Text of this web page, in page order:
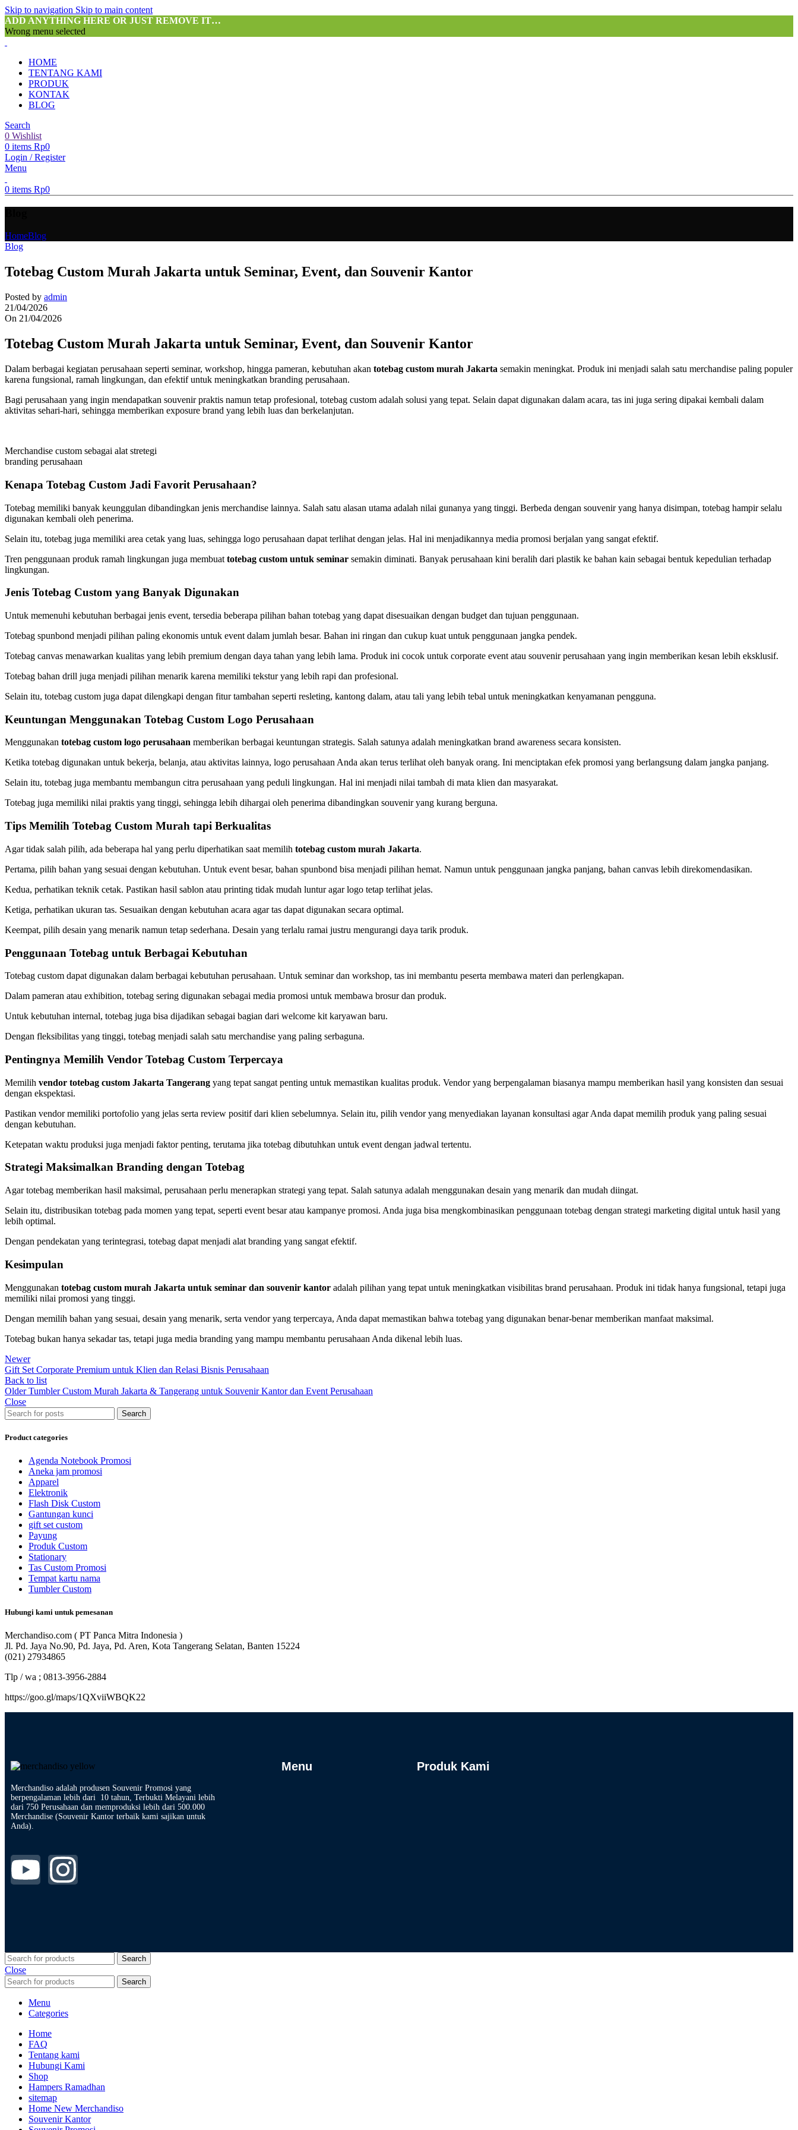
Skip to navigation Skip to main content
ADD ANYTHING HERE OR JUST REMOVE IT…
Wrong menu selected
HOME
TENTANG KAMI
PRODUK
KONTAK
BLOG
Search
0 Wishlist
0 items Rp0
Login / Register
Menu
0 items Rp0
HomeBlog
Blog
Totebag Custom Murah Jakarta untuk Seminar, Event, dan Souvenir Kantor
Posted by admin
21/04/2026
On 21/04/2026
Totebag Custom Murah Jakarta untuk Seminar, Event, dan Souvenir Kantor
Dalam berbagai kegiatan perusahaan seperti seminar, workshop, hingga pameran, kebutuhan akan totebag custom murah Jakarta semakin meningkat. Produk ini menjadi salah satu merchandise paling populer
karena fungsional, ramah lingkungan, dan efektif untuk meningkatkan branding perusahaan.
Bagi perusahaan yang ingin mendapatkan souvenir praktis namun tetap profesional, totebag custom adalah solusi yang tepat. Selain dapat digunakan dalam acara, tas ini juga sering dipakai kembali dalam
aktivitas sehari-hari, sehingga memberikan exposure brand yang lebih luas dan berkelanjutan.
Merchandise custom sebagai alat stretegi
branding perusahaan
Kenapa Totebag Custom Jadi Favorit Perusahaan?
Totebag memiliki banyak keunggulan dibandingkan jenis merchandise lainnya. Salah satu alasan utama adalah nilai gunanya yang tinggi. Berbeda dengan souvenir yang hanya disimpan, totebag hampir selalu
digunakan kembali oleh penerima.
Selain itu, totebag juga memiliki area cetak yang luas, sehingga logo perusahaan dapat terlihat dengan jelas. Hal ini menjadikannya media promosi berjalan yang sangat efektif.
Tren penggunaan produk ramah lingkungan juga membuat totebag custom untuk seminar semakin diminati. Banyak perusahaan kini beralih dari plastik ke bahan kain sebagai bentuk kepedulian terhadap
lingkungan.
Jenis Totebag Custom yang Banyak Digunakan
Untuk memenuhi kebutuhan berbagai jenis event, tersedia beberapa pilihan bahan totebag yang dapat disesuaikan dengan budget dan tujuan penggunaan.
Totebag spunbond menjadi pilihan paling ekonomis untuk event dalam jumlah besar. Bahan ini ringan dan cukup kuat untuk penggunaan jangka pendek.
Totebag canvas menawarkan kualitas yang lebih premium dengan daya tahan yang lebih lama. Produk ini cocok untuk corporate event atau souvenir perusahaan yang ingin memberikan kesan lebih eksklusif.
Totebag bahan drill juga menjadi pilihan menarik karena memiliki tekstur yang lebih rapi dan profesional.
Selain itu, totebag custom juga dapat dilengkapi dengan fitur tambahan seperti resleting, kantong dalam, atau tali yang lebih tebal untuk meningkatkan kenyamanan pengguna.
Keuntungan Menggunakan Totebag Custom Logo Perusahaan
Menggunakan totebag custom logo perusahaan memberikan berbagai keuntungan strategis. Salah satunya adalah meningkatkan brand awareness secara konsisten.
Ketika totebag digunakan untuk bekerja, belanja, atau aktivitas lainnya, logo perusahaan Anda akan terus terlihat oleh banyak orang. Ini menciptakan efek promosi yang berlangsung dalam jangka panjang.
Selain itu, totebag juga membantu membangun citra perusahaan yang peduli lingkungan. Hal ini menjadi nilai tambah di mata klien dan masyarakat.
Totebag juga memiliki nilai praktis yang tinggi, sehingga lebih dihargai oleh penerima dibandingkan souvenir yang kurang berguna.
Tips Memilih Totebag Custom Murah tapi Berkualitas
Agar tidak salah pilih, ada beberapa hal yang perlu diperhatikan saat memilih totebag custom murah Jakarta.
Pertama, pilih bahan yang sesuai dengan kebutuhan. Untuk event besar, bahan spunbond bisa menjadi pilihan hemat. Namun untuk penggunaan jangka panjang, bahan canvas lebih direkomendasikan.
Kedua, perhatikan teknik cetak. Pastikan hasil sablon atau printing tidak mudah luntur agar logo tetap terlihat jelas.
Ketiga, perhatikan ukuran tas. Sesuaikan dengan kebutuhan acara agar tas dapat digunakan secara optimal.
Keempat, pilih desain yang menarik namun tetap sederhana. Desain yang terlalu ramai justru mengurangi daya tarik produk.
Penggunaan Totebag untuk Berbagai Kebutuhan
Totebag custom dapat digunakan dalam berbagai kebutuhan perusahaan. Untuk seminar dan workshop, tas ini membantu peserta membawa materi dan perlengkapan.
Dalam pameran atau exhibition, totebag sering digunakan sebagai media promosi untuk membawa brosur dan produk.
Untuk kebutuhan internal, totebag juga bisa dijadikan sebagai bagian dari welcome kit karyawan baru.
Dengan fleksibilitas yang tinggi, totebag menjadi salah satu merchandise yang paling serbaguna.
Pentingnya Memilih Vendor Totebag Custom Terpercaya
Memilih vendor totebag custom Jakarta Tangerang yang tepat sangat penting untuk memastikan kualitas produk. Vendor yang berpengalaman biasanya mampu memberikan hasil yang konsisten dan sesuai
dengan ekspektasi.
Pastikan vendor memiliki portofolio yang jelas serta review positif dari klien sebelumnya. Selain itu, pilih vendor yang menyediakan layanan konsultasi agar Anda dapat memilih produk yang paling sesuai
dengan kebutuhan.
Ketepatan waktu produksi juga menjadi faktor penting, terutama jika totebag dibutuhkan untuk event dengan jadwal tertentu.
Strategi Maksimalkan Branding dengan Totebag
Agar totebag memberikan hasil maksimal, perusahaan perlu menerapkan strategi yang tepat. Salah satunya adalah menggunakan desain yang menarik dan mudah diingat.
Selain itu, distribusikan totebag pada momen yang tepat, seperti event besar atau kampanye promosi. Anda juga bisa mengkombinasikan penggunaan totebag dengan strategi marketing digital untuk hasil yang
lebih optimal.
Dengan pendekatan yang terintegrasi, totebag dapat menjadi alat branding yang sangat efektif.
Kesimpulan
Menggunakan totebag custom murah Jakarta untuk seminar dan souvenir kantor adalah pilihan yang tepat untuk meningkatkan visibilitas brand perusahaan. Produk ini tidak hanya fungsional, tetapi juga
memiliki nilai promosi yang tinggi.
Dengan memilih bahan yang sesuai, desain yang menarik, serta vendor yang terpercaya, Anda dapat memastikan bahwa totebag yang digunakan benar-benar memberikan manfaat maksimal.
Totebag bukan hanya sekadar tas, tetapi juga media branding yang mampu membantu perusahaan Anda dikenal lebih luas.
Newer
Gift Set Corporate Premium untuk Klien dan Relasi Bisnis Perusahaan
Back to list
Older Tumbler Custom Murah Jakarta & Tangerang untuk Souvenir Kantor dan Event Perusahaan
Close
Search
Product categories
Agenda Notebook Promosi
Aneka jam promosi
Apparel
Elektronik
Flash Disk Custom
Gantungan kunci
gift set custom
Payung
Produk Custom
Stationary
Tas Custom Promosi
Tempat kartu nama
Tumbler Custom
Hubungi kami untuk pemesanan
Merchandiso.com ( PT Panca Mitra Indonesia )
Jl. Pd. Jaya No.90, Pd. Jaya, Pd. Aren, Kota Tangerang Selatan, Banten 15224
(021) 27934865
Tlp / wa ; 0813-3956-2884
https://goo.gl/maps/1QXviiWBQK22
Merchandiso adalah produsen Souvenir Promosi yang
berpengalaman lebih dari 10 tahun, Terbukti Melayani lebih
dari 750 Perusahaan dan memproduksi lebih dari 500.000
Merchandise (Souvenir Kantor terbaik kami sajikan untuk
Anda).
Menu Produk Kami
Search
Close
Search
Menu
Categories
Home
FAQ
Tentang kami
Hubungi Kami
Shop
Hampers Ramadhan
sitemap
Home New Merchandiso
Souvenir Kantor